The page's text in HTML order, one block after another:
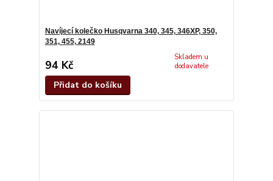
Navíjecí kolečko Husqvarna 340, 345, 346XP, 350,
351, 455, 2149
94 Kč
Skladem u
dodavatele
Přidat do košíku